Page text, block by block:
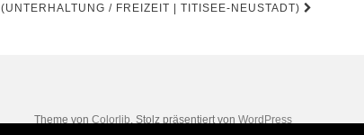
/ FREIZEIT | TITISEE-NEUSTADT)
Theme von Colorlib . Stolz präsentiert von WordPress